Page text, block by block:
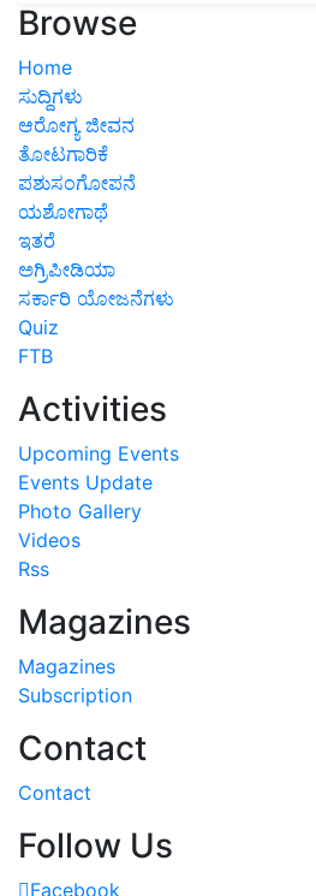
Browse
Home
ಸುದ್ದಿಗಳು
ಆರೋಗ್ಯ ಜೀವನ
ತೋಟಗಾರಿಕೆ
ಪಶುಸಂಗೋಪನೆ
ಯಶೋಗಾಥೆ
ಇತರೆ
ಅಗ್ರಿಪೀಡಿಯಾ
ಸರ್ಕಾರಿ ಯೋಜನೆಗಳು
Quiz
FTB
Activities
Upcoming Events
Events Update
Photo Gallery
Videos
Rss
Magazines
Magazines
Subscription
Contact
Contact
Follow Us
Facebook